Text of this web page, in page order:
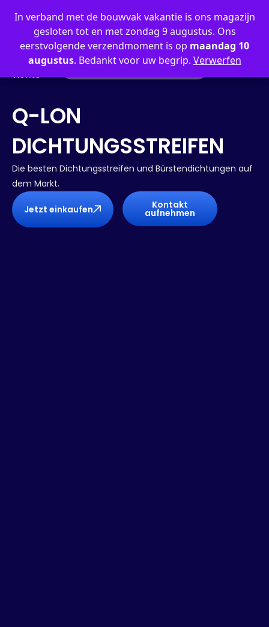
In verband met de bouwvak vakantie is ons magazijn
gesloten tot en met zondag 9 augustus. Ons
eerstvolgende verzendmoment is op maandag 10
augustus. Bedankt voor uw begrip. Verwerfen
Mein
Konto
Q-LON
DICHTUNGSSTREIFEN
Die besten Dichtungsstreifen und Bürstendichtungen auf
dem Markt.
Jetzt einkaufen Kontakt
aufnehmen